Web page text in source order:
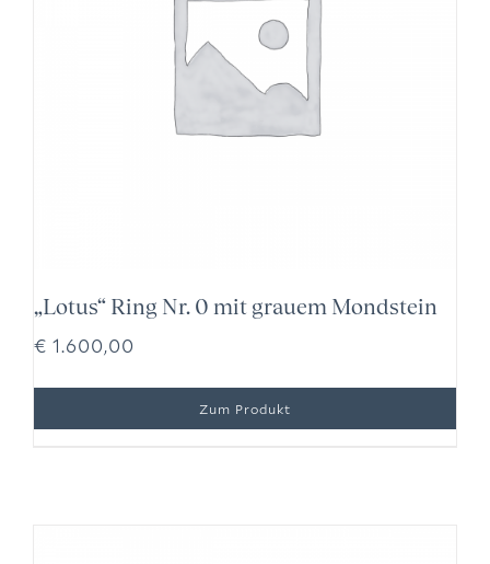
„Lotus“ Ring Nr. 0 mit grauem Mondstein
€ 1.600,00